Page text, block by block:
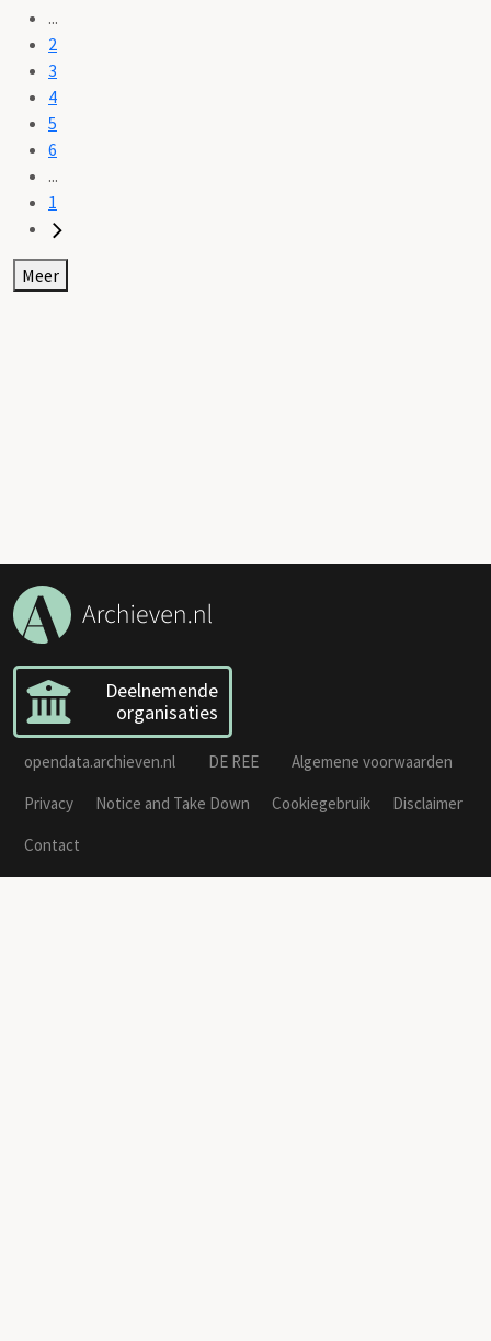
...
2
3
4
5
6
...
1
Meer
Deelnemende
organisaties
opendata.archieven.nl DE REE
Algemene voorwaarden
Privacy
Notice and Take Down Cookiegebruik
Disclaimer
Contact